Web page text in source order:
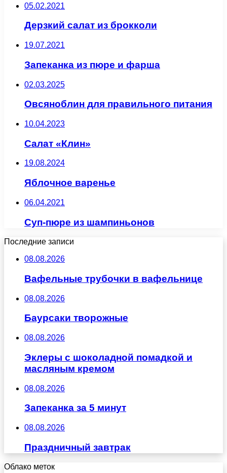
05.02.2021
Дерзкий салат из брокколи
19.07.2021
Запеканка из пюре и фарша
02.03.2025
Овсяноблин для правильного питания
10.04.2023
Салат «Клин»
19.08.2024
Яблочное варенье
06.04.2021
Суп-пюре из шампиньонов
Последние записи
08.08.2026
Вафельные трубочки в вафельнице
08.08.2026
Баурсаки творожные
08.08.2026
Эклеры с шоколадной помадкой и
масляным кремом
08.08.2026
Запеканка за 5 минут
08.08.2026
Праздничный завтрак
Облако меток